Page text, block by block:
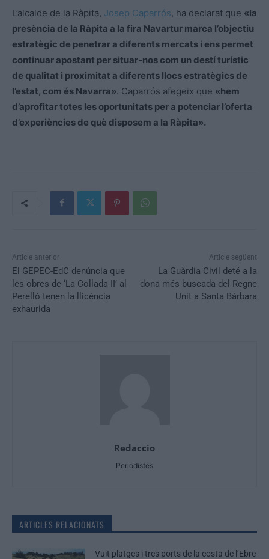
L’alcalde de la Ràpita, Josep Caparrós, ha declarat que «la
presència de la Ràpita a la fira Navartur marca l’objectiu
estratègic de penetrar a diferents mercats i ens permet
continuar apostant per situar-nos com un destí turístic
de qualitat i proximitat a diferents llocs estratègics de
l’estat, com és Navarra». Caparrós afegeix que «hem
d’aprofitar totes les oportunitats per a potenciar l’oferta
d’experiències de què disposem a la Ràpita».
Article anterior
El GEPEC-EdC denúncia que
les obres de ‘La Collada II’ al
Perelló tenen la llicència
exhaurida
Article següent
La Guàrdia Civil deté a la
dona més buscada del Regne
Unit a Santa Bàrbara
Redaccio
Periodistes
ARTICLES RELACIONATS
Vuit platges i tres ports de la costa de l’Ebre